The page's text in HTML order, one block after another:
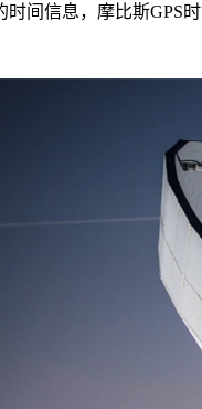
间信息，摩比斯GPS